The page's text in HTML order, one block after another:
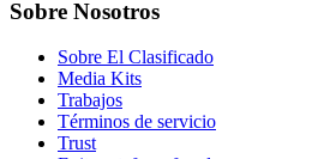
Sobre Nosotros
Sobre El Clasificado
Media Kits
Trabajos
Términos de servicio
Trust